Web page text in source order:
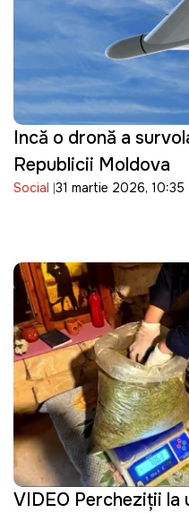
Incă o dronă a
Republicii Moldova
Social 31 martie 2026, 10:35
VIDEO Percheziţii la